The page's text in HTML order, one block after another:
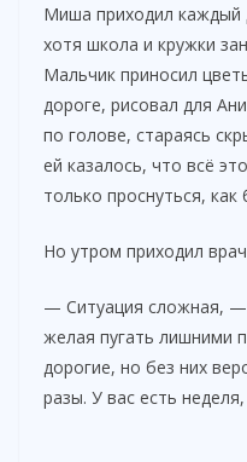
Миша приходил
хотя школа и кружки
Мальчик приносил
дороге, рисовал для
по голове, стараясь
ей казалось, что всё
только проснуться, как
Но утром приходил
— Ситуация сложная, —
желая пугать лишними
дорогие, но без них
разы. У вас есть